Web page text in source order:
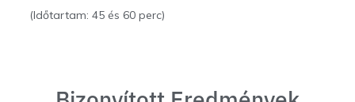
(Időtartam: 45 és 60 perc)